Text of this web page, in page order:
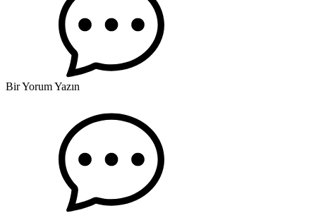
Bir Yorum Yazın